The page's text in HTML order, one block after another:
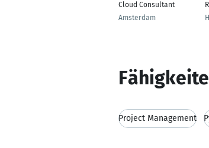
Cloud Consultant
Amsterdam
Project Management